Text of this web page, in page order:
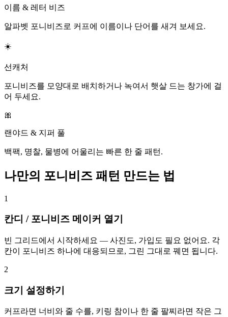
이름 & 레터 비즈
알파벳 포니비즈로 커프에 이름이나 단어를 새겨 보세요.
☀️
선캐처
포니비즈를 모양대로 배치하거나 녹여서 햇살 드는 창가에 걸
어 두세요.
🎀
랜야드 & 지퍼 풀
백팩, 명찰, 물병에 어울리는 빠른 한 줄 패턴.
나만의 포니비즈 패턴 만드는 법
1
칸디 / 포니비즈 메이커 열기
빈 그리드에서 시작하세요 — 사진도, 가입도 필요 없어요. 각
칸이 포니비즈 하나에 대응되므로, 그린 그대로 꿰면 됩니다.
2
크기 설정하기
커프라면 너비와 줄 수를, 키링 참이나 한 줄 팔찌라면 작은 그